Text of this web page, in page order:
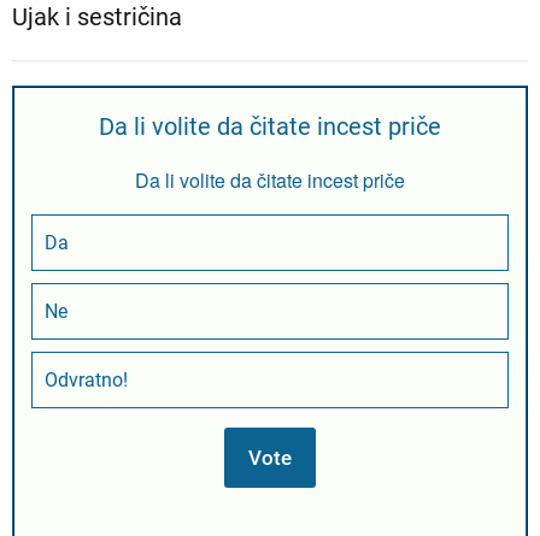
Ujak i sestričina
Da li volite da čitate incest priče
Da li volite da čitate incest priče
Da
Ne
Odvratno!